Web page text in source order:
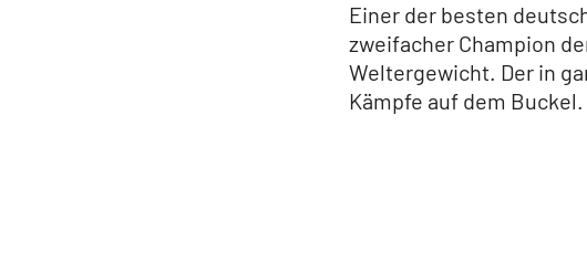
Einer der besten
zweifacher Champion
Weltergewicht. Der in
Kämpfe auf dem Buckel.